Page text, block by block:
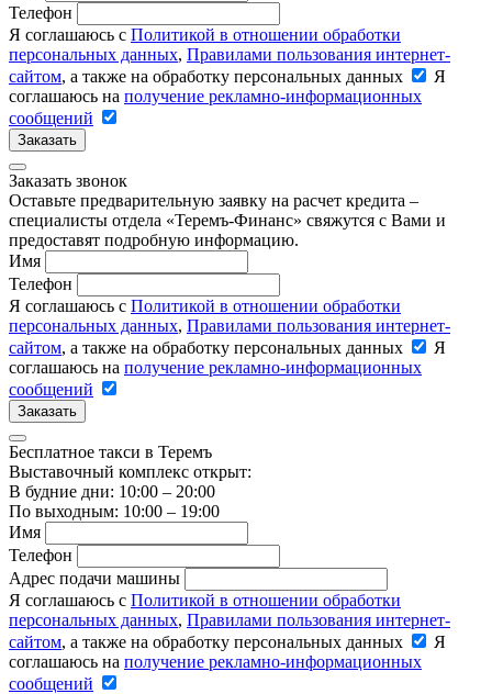
Телефон
Я соглашаюсь с Политикой в отношении обработки
персональных данных, Правилами пользования интернет-
сайтом, а также на обработку персональных данных
Я
соглашаюсь на получение рекламно-информационных
сообщений
Заказать
Заказать звонок
Оставьте предварительную заявку на расчет кредита –
специалисты отдела «Теремъ-Финанс» свяжутся с Вами и
предоставят подробную информацию.
Имя
Телефон
Я соглашаюсь с Политикой в отношении обработки
персональных данных, Правилами пользования интернет-
сайтом, а также на обработку персональных данных
Я
соглашаюсь на получение рекламно-информационных
сообщений
Заказать
Бесплатное такси в Теремъ
Выставочный комплекс открыт:
В будние дни: 10:00 – 20:00
По выходным: 10:00 – 19:00
Имя
Телефон
Адрес подачи машины
Я соглашаюсь с Политикой в отношении обработки
персональных данных, Правилами пользования интернет-
сайтом, а также на обработку персональных данных
Я
соглашаюсь на получение рекламно-информационных
сообщений